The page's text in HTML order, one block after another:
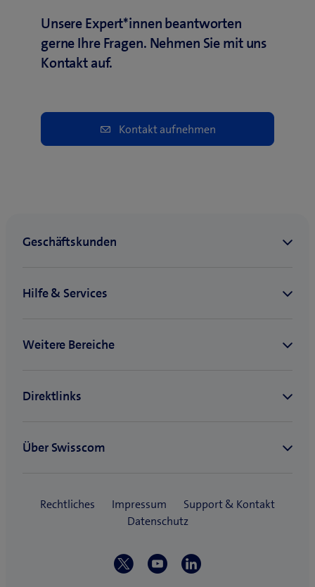
Unsere Expert*innen beantworten
gerne Ihre Fragen. Nehmen Sie mit uns
Kontakt auf.
Kontakt aufnehmen